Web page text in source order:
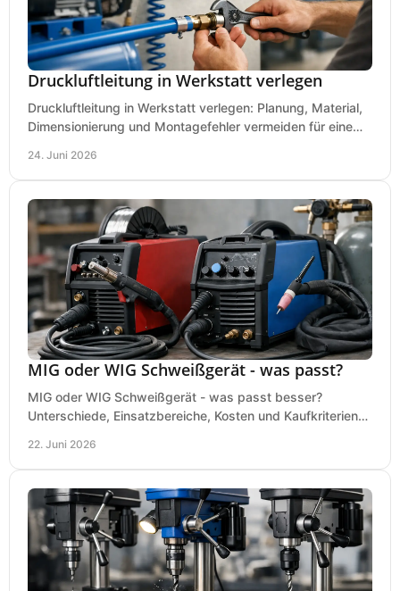
Druckluftleitung in Werkstatt verlegen
Druckluftleitung in Werkstatt verlegen: Planung, Material,
Dimensionierung und Montagefehler vermeiden für eine
24. Juni 2026
MIG oder WIG Schweißgerät - was passt?
MIG oder WIG Schweißgerät - was passt besser?
Unterschiede, Einsatzbereiche, Kosten und Kaufkriterien
22. Juni 2026